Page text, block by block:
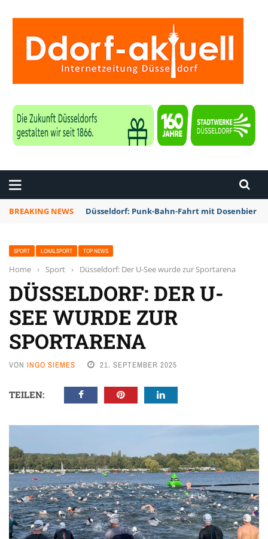
BREAKING NEWS Düsseldorf: Punk-Bahn-Fahrt mit Dosenbier
SPORT LOKALSPORT TOP NEWS
Home › Sport › Düsseldorf: Der U-See wurde zur Sportarena
DÜSSELDORF: DER U-
SEE WURDE ZUR
SPORTARENA
VON INGO SIEMES 21. SEPTEMBER 2025
TEILEN: